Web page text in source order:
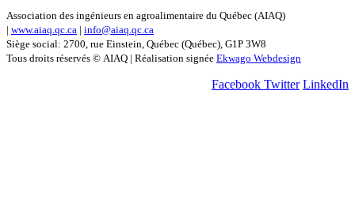
Association des ingénieurs en agroalimentaire du Québec (AIAQ)
| www.aiaq.qc.ca | info@aiaq.qc.ca
Siège social: 2700, rue Einstein, Québec (Québec), G1P 3W8
Tous droits réservés © AIAQ | Réalisation signée Ekwago Webdesign
Facebook Twitter LinkedIn